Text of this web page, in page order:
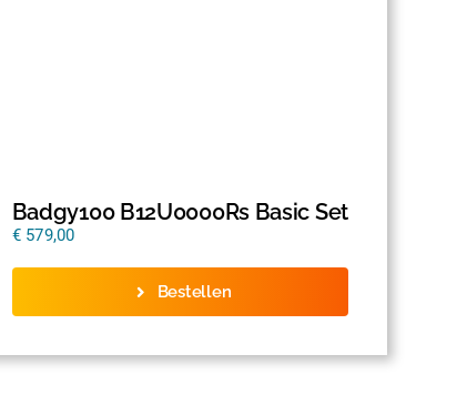
Badgy100 B12U0000Rs Basic Set
€579,00
Bestellen